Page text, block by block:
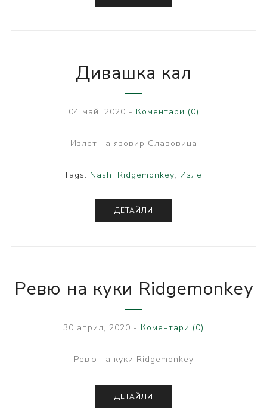
Дивашка кал
04 май, 2020 - Коментари (0)
Излет на язовир Славовица
Tags: Nash, Ridgemonkey, Излет
ДЕТАЙЛИ
Ревю на куки Ridgemonkey
30 април, 2020 - Коментари (0)
Ревю на куки Ridgemonkey
ДЕТАЙЛИ